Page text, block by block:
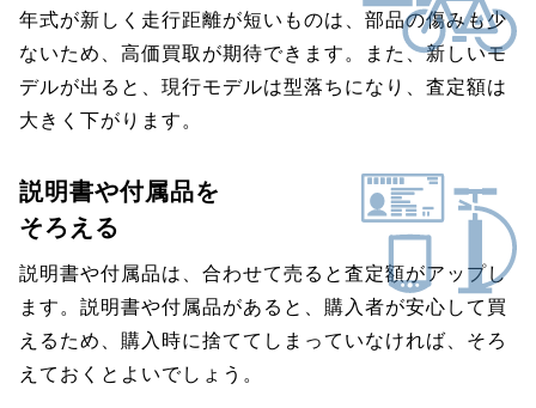
年式が新しく走行距離が短いものは、部品の傷みも少
ないため、高価買取が期待できます。また、新しいモ
デルが出ると、現行モデルは型落ちになり、査定額は
大きく下がります。
説明書や付属品を
そろえる
説明書や付属品は、合わせて売ると査定額がアップし
ます。説明書や付属品があると、購入者が安心して買
えるため、購入時に捨ててしまっていなければ、そろ
えておくとよいでしょう。